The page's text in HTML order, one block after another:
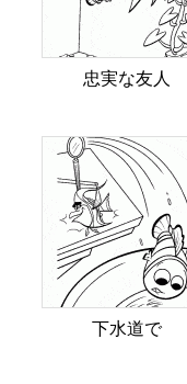
忠実な友人
下水道で